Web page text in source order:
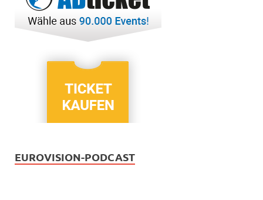
EUROVISION-PODCAST